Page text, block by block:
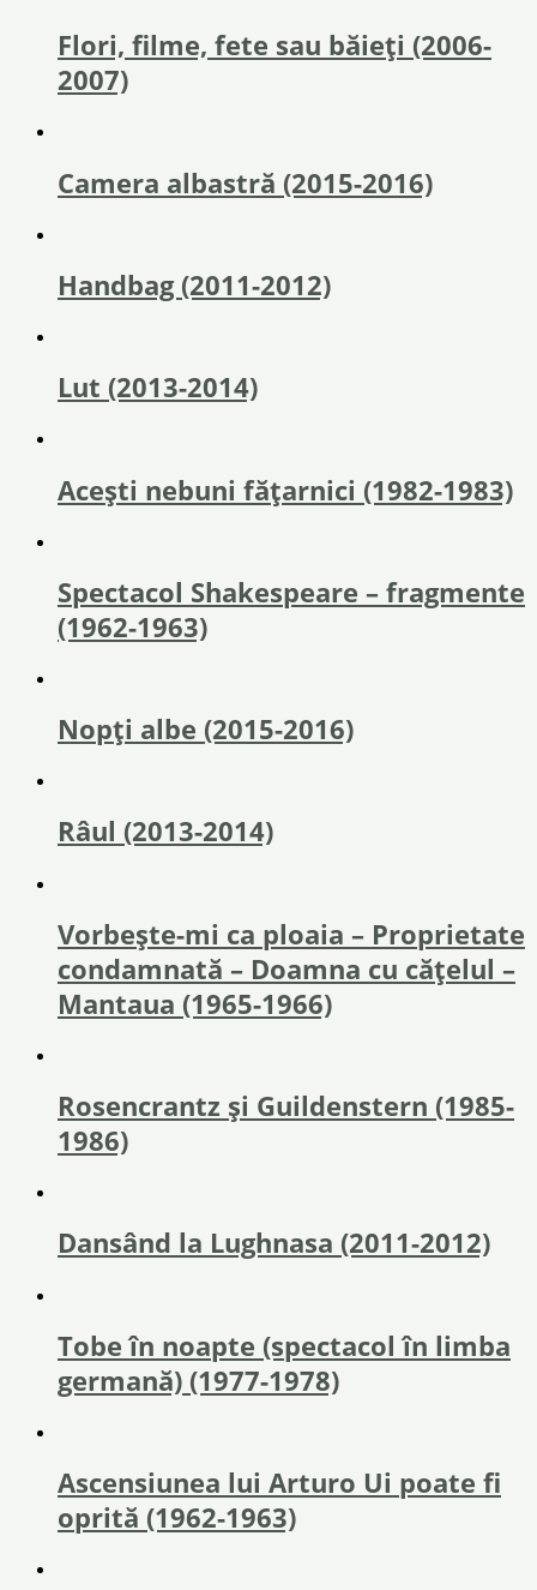
Flori, filme, fete sau băieţi (2006-
2007)
Camera albastră (2015-2016)
Handbag (2011-2012)
Lut (2013-2014)
Acești nebuni fățarnici (1982-1983)
Spectacol Shakespeare – fragmente
(1962-1963)
Nopți albe (2015-2016)
Râul (2013-2014)
Vorbește-mi ca ploaia – Proprietate
condamnată – Doamna cu cățelul –
Mantaua (1965-1966)
Rosencrantz și Guildenstern (1985-
1986)
Dansând la Lughnasa (2011-2012)
Tobe în noapte (spectacol în limba
germană) (1977-1978)
Ascensiunea lui Arturo Ui poate fi
oprită (1962-1963)